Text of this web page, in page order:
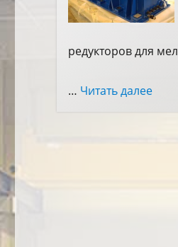
редукторов для
… Читать далее